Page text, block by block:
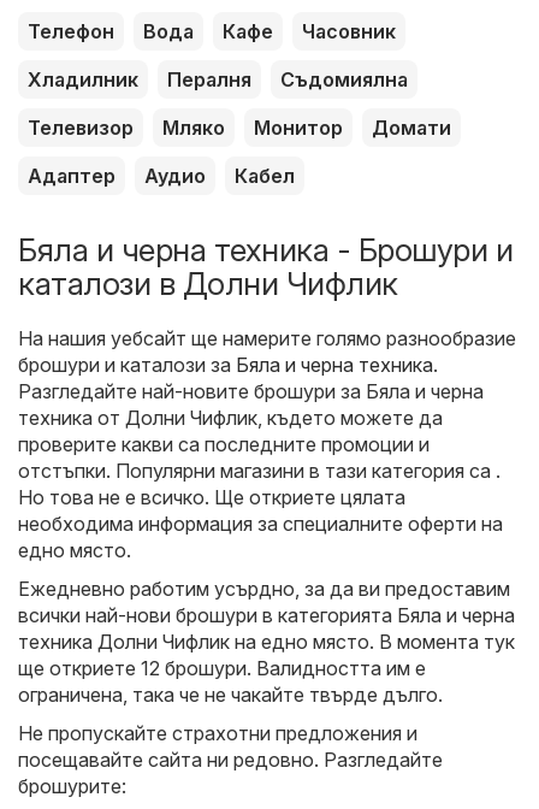
Телефон Вода Кафе
Часовник
Хладилник
Пералня
Съдомиялна
Телевизор
Мляко Монитор
Домати
Адаптер
Аудио Кабел
Бяла и черна техника - Брошури и
каталози в Долни Чифлик
На нашия уебсайт ще намерите голямо разнообразие
брошури и каталози за Бяла и черна техника.
Разгледайте най-новите брошури за Бяла и черна
техника от Долни Чифлик, където можете да
проверите какви са последните промоции и
отстъпки. Популярни магазини в тази категория са .
Но това не е всичко. Ще откриете цялата
необходима информация за специалните оферти на
едно място.
Ежедневно работим усърдно, за да ви предоставим
всички най-нови брошури в категорията Бяла и черна
техника Долни Чифлик на едно място. В момента тук
ще откриете 12 брошури. Валидността им е
ограничена, така че не чакайте твърде дълго.
Не пропускайте страхотни предложения и
посещавайте сайта ни редовно. Разгледайте
брошурите: